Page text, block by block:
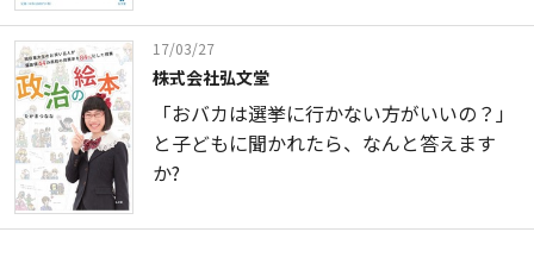
17/03/27
株式会社弘文堂
「おバカは選挙に行かない方がいいの？」
と子どもに聞かれたら、なんと答えます
か?